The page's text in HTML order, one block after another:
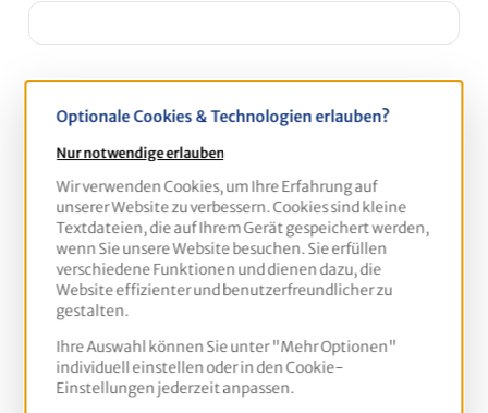
Land*
Nur notwendige erlauben
Optionale Cookies & Technologien erlauben?
Wir verwenden Cookies, um Ihre Erfahrung auf
unserer Website zu verbessern. Cookies sind kleine
Textdateien, die auf Ihrem Gerät gespeichert werden,
wenn Sie unsere Website besuchen. Sie erfüllen
verschiedene Funktionen und dienen dazu, die
Website effizienter und benutzerfreundlicher zu
gestalten.
Ihre Auswahl können Sie unter "Mehr Optionen"
individuell einstellen oder in den Cookie-
Einstellungen jederzeit anpassen.